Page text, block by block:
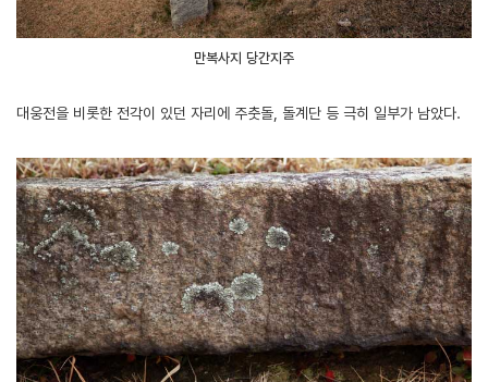
만복사지 당간지주
대웅전을 비롯한 전각이 있던 자리에 주춧돌, 돌계단 등 극히 일부가 남았다.